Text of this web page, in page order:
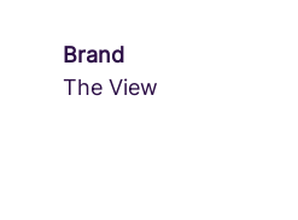
Brand
The View